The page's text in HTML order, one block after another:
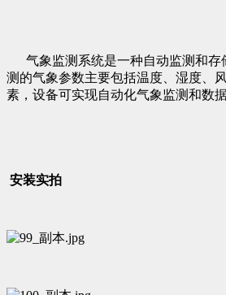
气象监测系统是一种自动监测和存
测的气象参数主要包括温度、湿度、
素，设备可实现自动化气象监测和数据
安装实拍